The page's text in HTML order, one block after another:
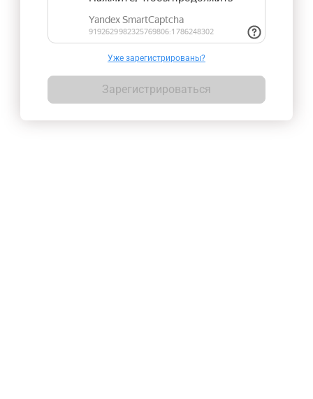
Уже зарегистрированы?
Зарегистрироваться